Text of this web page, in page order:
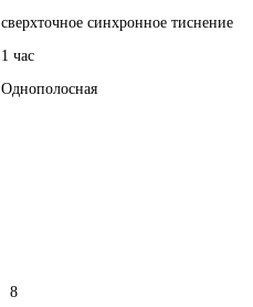
сверхточное синхронное тиснение
1 час
Однополосная
8